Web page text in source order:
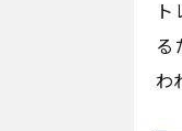
る
わ